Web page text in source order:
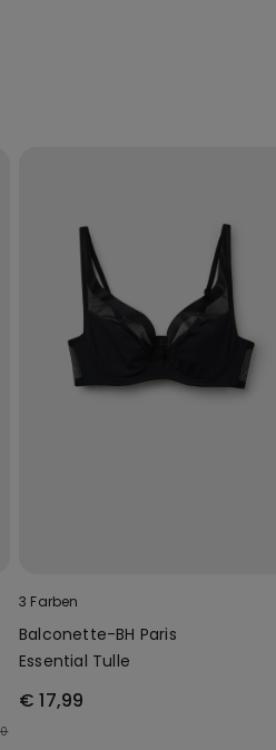
3 Farben
Balconette-BH Paris
Essential Tulle
€ 17,99